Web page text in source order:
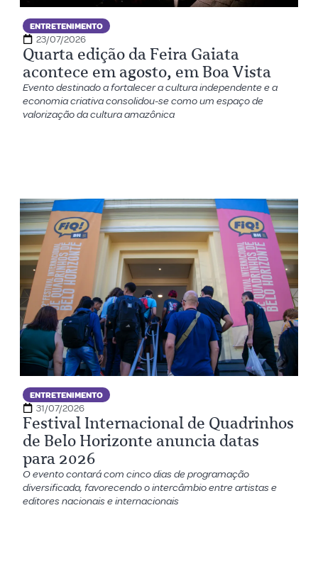
ENTRETENIMENTO
23/07/2026
Quarta edição da Feira Gaiata
acontece em agosto, em Boa Vista
Evento destinado a fortalecer a cultura independente e a
economia criativa consolidou-se como um espaço de
valorização da cultura amazônica
ENTRETENIMENTO
31/07/2026
Festival Internacional de Quadrinhos
de Belo Horizonte anuncia datas
para 2026
O evento contará com cinco dias de programação
diversificada, favorecendo o intercâmbio entre artistas e
editores nacionais e internacionais